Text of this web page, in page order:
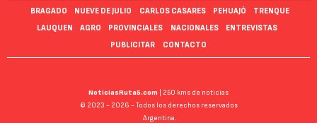
BRAGADO NUEVE DE JULIO CARLOS CASARES PEHUAJÓ
TRENQUE
LAUQUEN
AGRO PROVINCIALES NACIONALES
ENTREVISTAS
PUBLICITAR
CONTACTO
NoticiasRuta5.com
| 250 kms de noticias
© 2023 - 2026 - Todos los derechos reservados
Argentina.